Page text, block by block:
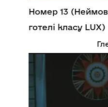
Номер 13
готелі класу LUX)